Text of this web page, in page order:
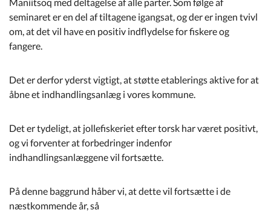
seminaret er en del af tiltagene igangsat, og der er ingen tvivl
om, at det vil have en positiv indflydelse for fiskere og
fangere.
Det er derfor yderst vigtigt, at støtte etablerings aktive for at
åbne et indhandlingsanlæg i vores kommune.
Det er tydeligt, at jollefiskeriet efter torsk har været positivt,
og vi forventer at forbedringer indenfor
indhandlingsanlæggene vil fortsætte.
På denne baggrund håber vi, at dette vil fortsætte i de
næstkommende år, så